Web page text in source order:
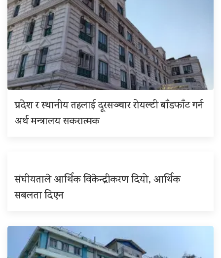
प्रदेश र स्थानीय तहलाई दूरसञ्चार रोयल्टी बाँडफाँट गर्न
अर्थ मन्त्रालय सकरात्मक
संघीयताले आर्थिक विकेन्द्रीकरण दियो, आर्थिक
सबलता दिएन